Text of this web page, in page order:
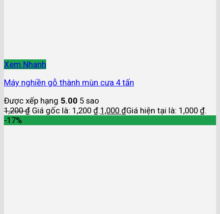
Xem Nhanh
Máy nghiền gỗ thành mùn cưa 4 tấn
Được xếp hạng 5.00 5 sao
1,200₫ Giá gốc là: 1,200 ₫.1,000 ₫Giá hiện tại là: 1,000 ₫.
-17%